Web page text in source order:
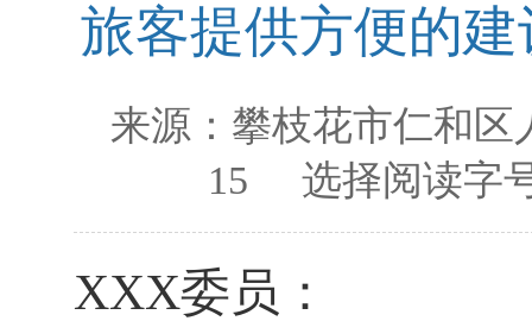
旅客提供方便的
来源： 攀枝花市仁和区
15 选择阅读字
XXX委员：